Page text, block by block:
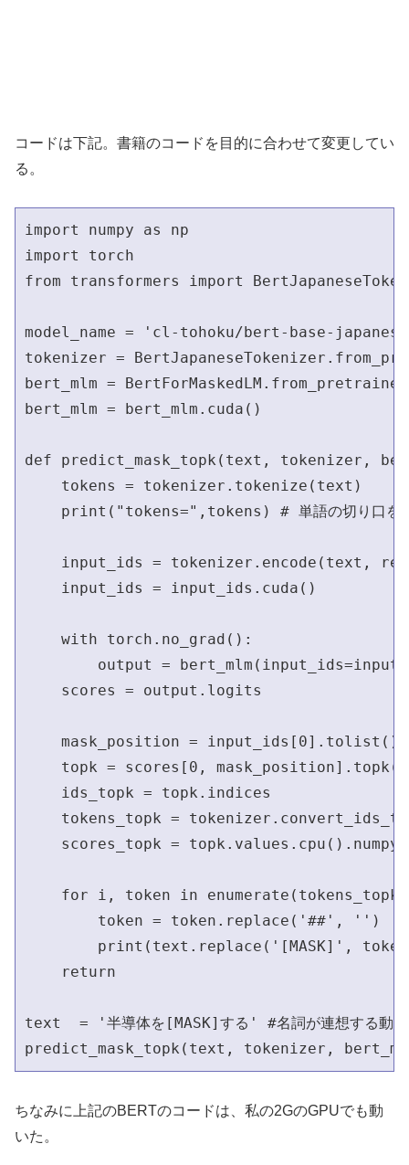
コードは下記。書籍のコードを目的に合わせて変更してい
る。
import numpy as np
import torch
from transformers import
model_name = 'cl-tohoku/bert-base-
tokenizer =
bert_mlm =
bert_mlm = bert_mlm.cuda()
def predict_mask_topk(text, tokenizer,
    tokens = tokenizer.tokenize(text)
input_ids = tokenizer.encode(text,
    input_ids = input_ids.cuda()
    with torch.no_grad():
output =
    scores = output.logits
mask_position =
topk = scores[0,
    ids_topk = topk.indices
tokens_topk =
scores_topk =
for i, token in
        token = token.replace('##', '')
print(text.replace('[MASK]',
    return
text  = '半導体
ちなみに上記のBERTのコードは、私の2GのGPUでも動
いた。